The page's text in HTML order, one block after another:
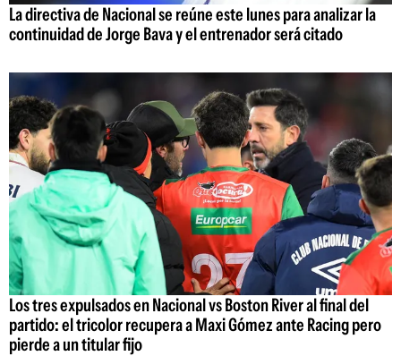
La directiva de Nacional se reúne este lunes para analizar la
continuidad de Jorge Bava y el entrenador será citado
Los tres expulsados en Nacional vs Boston River al final del
partido: el tricolor recupera a Maxi Gómez ante Racing pero
pierde a un titular fijo